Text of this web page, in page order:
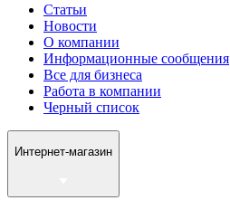
Статьи
Новости
О компании
Информационные сообщения
Все для бизнеса
Работа в компании
Черный список
Интернет-магазин